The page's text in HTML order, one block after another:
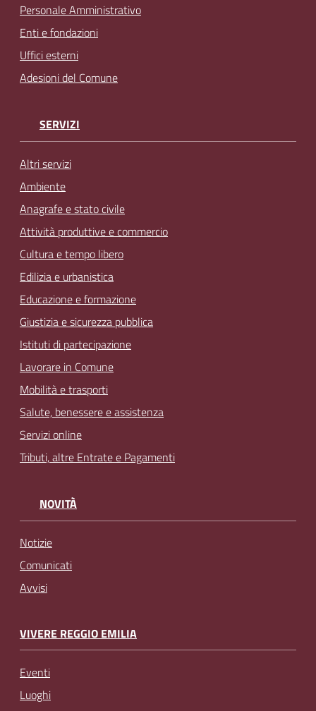
Personale Amministrativo
Enti e fondazioni
Uffici esterni
Adesioni del Comune
SERVIZI
Altri servizi
Ambiente
Anagrafe e stato civile
Attività produttive e commercio
Cultura e tempo libero
Edilizia e urbanistica
Educazione e formazione
Giustizia e sicurezza pubblica
Istituti di partecipazione
Lavorare in Comune
Mobilità e trasporti
Salute, benessere e assistenza
Servizi online
Tributi, altre Entrate e Pagamenti
NOVITÀ
Notizie
Comunicati
Avvisi
VIVERE REGGIO EMILIA
Eventi
Luoghi